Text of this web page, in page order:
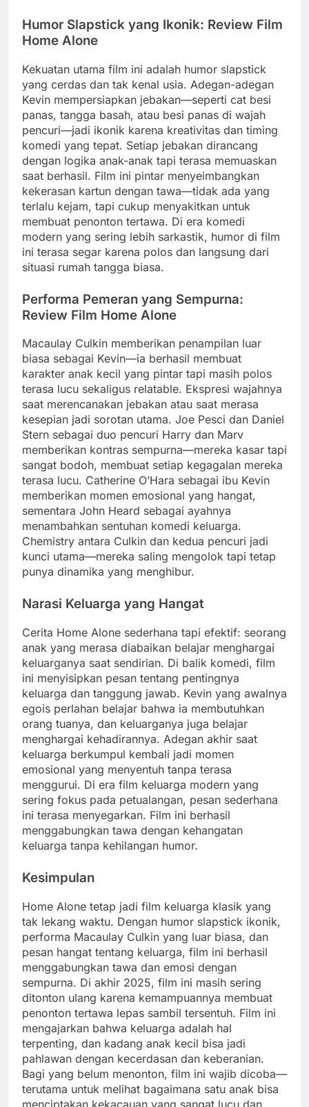
Humor Slapstick yang Ikonik: Review Film
Home Alone
Kekuatan utama film ini adalah humor slapstick
yang cerdas dan tak kenal usia. Adegan-adegan
Kevin mempersiapkan jebakan—seperti cat besi
panas, tangga basah, atau besi panas di wajah
pencuri—jadi ikonik karena kreativitas dan timing
komedi yang tepat. Setiap jebakan dirancang
dengan logika anak-anak tapi terasa memuaskan
saat berhasil. Film ini pintar menyeimbangkan
kekerasan kartun dengan tawa—tidak ada yang
terlalu kejam, tapi cukup menyakitkan untuk
membuat penonton tertawa. Di era komedi
modern yang sering lebih sarkastik, humor di film
ini terasa segar karena polos dan langsung dari
situasi rumah tangga biasa.
Performa Pemeran yang Sempurna:
Review Film Home Alone
Macaulay Culkin memberikan penampilan luar
biasa sebagai Kevin—ia berhasil membuat
karakter anak kecil yang pintar tapi masih polos
terasa lucu sekaligus relatable. Ekspresi wajahnya
saat merencanakan jebakan atau saat merasa
kesepian jadi sorotan utama. Joe Pesci dan Daniel
Stern sebagai duo pencuri Harry dan Marv
memberikan kontras sempurna—mereka kasar tapi
sangat bodoh, membuat setiap kegagalan mereka
terasa lucu. Catherine O’Hara sebagai ibu Kevin
memberikan momen emosional yang hangat,
sementara John Heard sebagai ayahnya
menambahkan sentuhan komedi keluarga.
Chemistry antara Culkin dan kedua pencuri jadi
kunci utama—mereka saling mengolok tapi tetap
punya dinamika yang menghibur.
Narasi Keluarga yang Hangat
Cerita Home Alone sederhana tapi efektif: seorang
anak yang merasa diabaikan belajar menghargai
keluarganya saat sendirian. Di balik komedi, film
ini menyisipkan pesan tentang pentingnya
keluarga dan tanggung jawab. Kevin yang awalnya
egois perlahan belajar bahwa ia membutuhkan
orang tuanya, dan keluarganya juga belajar
menghargai kehadirannya. Adegan akhir saat
keluarga berkumpul kembali jadi momen
emosional yang menyentuh tanpa terasa
menggurui. Di era film keluarga modern yang
sering fokus pada petualangan, pesan sederhana
ini terasa menyegarkan. Film ini berhasil
menggabungkan tawa dengan kehangatan
keluarga tanpa kehilangan humor.
Kesimpulan
Home Alone tetap jadi film keluarga klasik yang
tak lekang waktu. Dengan humor slapstick ikonik,
performa Macaulay Culkin yang luar biasa, dan
pesan hangat tentang keluarga, film ini berhasil
menggabungkan tawa dan emosi dengan
sempurna. Di akhir 2025, film ini masih sering
ditonton ulang karena kemampuannya membuat
penonton tertawa lepas sambil tersentuh. Film ini
mengajarkan bahwa keluarga adalah hal
terpenting, dan kadang anak kecil bisa jadi
pahlawan dengan kecerdasan dan keberanian.
Bagi yang belum menonton, film ini wajib dicoba—
terutama untuk melihat bagaimana satu anak bisa
menciptakan kekacauan yang sangat lucu dan